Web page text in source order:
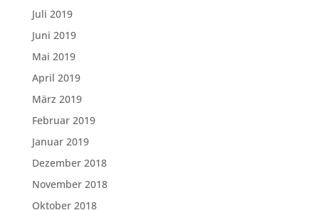
Juli 2019
Juni 2019
Mai 2019
April 2019
März 2019
Februar 2019
Januar 2019
Dezember 2018
November 2018
Oktober 2018